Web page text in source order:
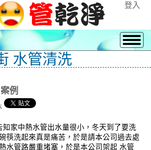
登入
水管清洗
例
知家中熱水管出水量很小，冬天到了要洗
筷洗起來真是痛苦，於是請本公司過去處
水管路嚴重堵塞，於是本公司架起 水管